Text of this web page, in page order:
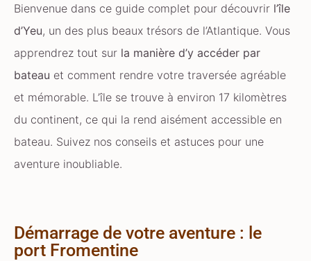
Bienvenue dans ce guide complet pour découvrir l’île
d’Yeu, un des plus beaux trésors de l’Atlantique. Vous
apprendrez tout sur la manière d’y accéder par
bateau et comment rendre votre traversée agréable
et mémorable. L’île se trouve à environ 17 kilomètres
du continent, ce qui la rend aisément accessible en
bateau. Suivez nos conseils et astuces pour une
aventure inoubliable.
Démarrage de votre aventure : le
port Fromentine